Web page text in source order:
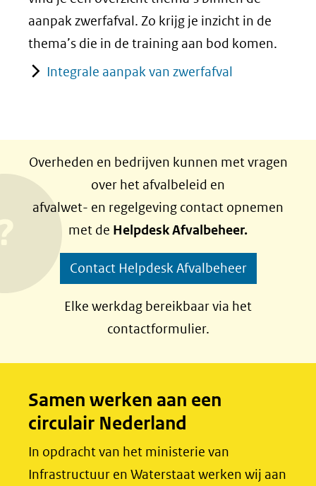
aanpak zwerfafval. Zo krijg je inzicht in de
thema’s die in de training aan bod komen.
Integrale aanpak van zwerfafval
Overheden en bedrijven kunnen met vragen
over het afvalbeleid en
afvalwet- en regelgeving contact opnemen
met de Helpdesk Afvalbeheer.
Contact Helpdesk Afvalbeheer
Elke werkdag bereikbaar via het
contactformulier.
Samen werken aan een
circulair Nederland
In opdracht van het ministerie van
Infrastructuur en Waterstaat werken wij aan